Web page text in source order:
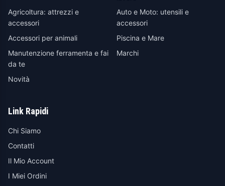
Agricoltura: attrezzi e
accessori
Auto e Moto: utensili e
accessori
Accessori per animali
Piscina e Mare
Manutenzione ferramenta e fai
da te
Marchi
Novità
Link Rapidi
Chi Siamo
Contatti
Il Mio Account
I Miei Ordini